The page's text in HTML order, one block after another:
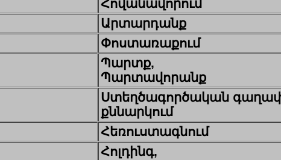
Հովանավորում
Արտարդանք
Փոստառաքում
Պարտք,
Պարտավորանք
Ստեղծագործական
քննարկում
Հեռուստագնում
Հոլդինգ,